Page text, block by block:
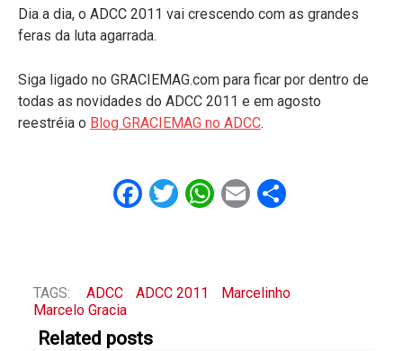
Dia a dia, o ADCC 2011 vai crescendo com as grandes
feras da luta agarrada.
Siga ligado no GRACIEMAG.com para ficar por dentro de
todas as novidades do ADCC 2011 e em agosto
reestréia o Blog GRACIEMAG no ADCC.
Facebook
Twitter
WhatsApp
EmailShare
TAGS: ADCC ADCC 2011
Marcelinho
Marcelo Gracia
Related posts